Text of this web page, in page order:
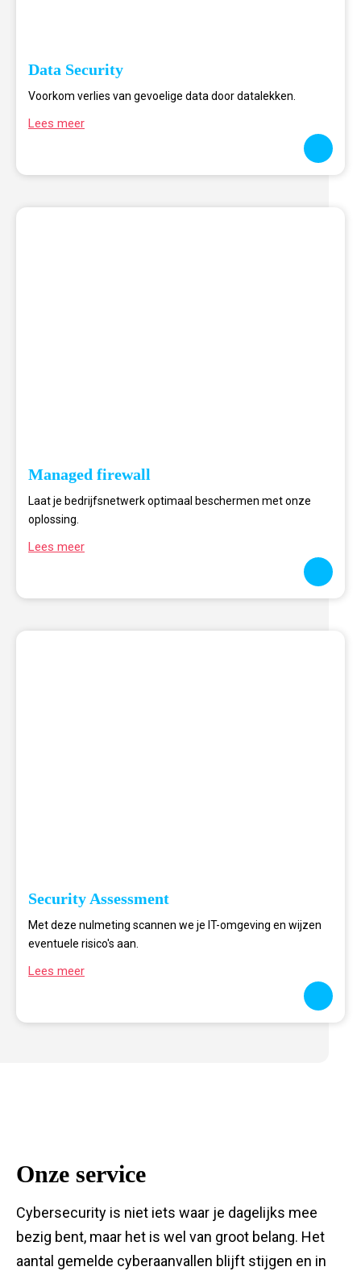
Data Security
Voorkom verlies van gevoelige data door datalekken.
Lees meer
Managed firewall
Laat je bedrijfsnetwerk optimaal beschermen met onze
oplossing.
Lees meer
Security Assessment
Met deze nulmeting scannen we je IT-omgeving en wijzen
eventuele risico's aan.
Lees meer
Onze service
Cybersecurity is niet iets waar je dagelijks mee
bezig bent, maar het is wel van groot belang. Het
aantal gemelde cyberaanvallen blijft stijgen en in